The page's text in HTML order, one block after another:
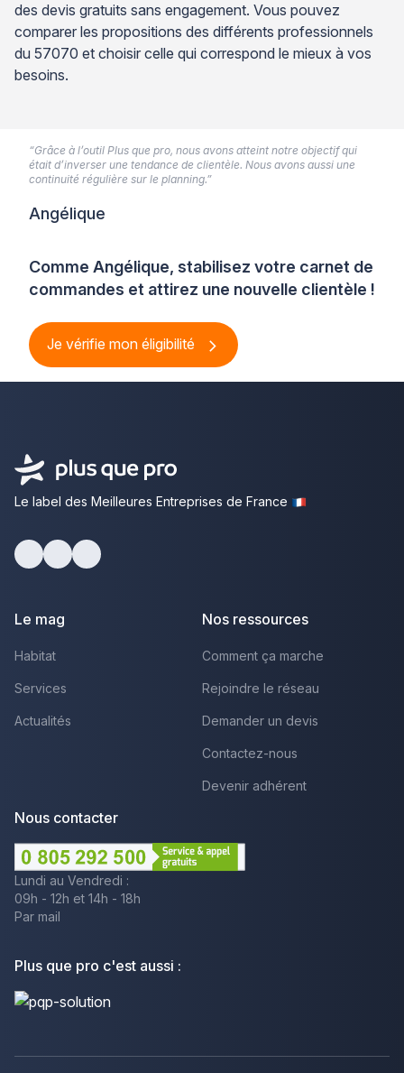
des devis gratuits sans engagement. Vous pouvez
comparer les propositions des différents professionnels
du 57070 et choisir celle qui correspond le mieux à vos
besoins.
Comme Angélique, stabilisez votre carnet de
commandes et attirez une nouvelle clientèle !
Je vérifie mon éligibilité
“Grâce à l’outil Plus que pro, nous avons atteint notre objectif qui
était d’inverser une tendance de clientèle. Nous avons aussi une
continuité régulière sur le planning.”
Angélique
Le label des Meilleures Entreprises de France
Le mag
Habitat
Services
Actualités
Nos ressources
Comment ça marche
Rejoindre le réseau
Demander un devis
Contactez-nous
Devenir adhérent
Nous contacter
Lundi au Vendredi :
09h - 12h et 14h - 18h
Par mail
Plus que pro c'est aussi :